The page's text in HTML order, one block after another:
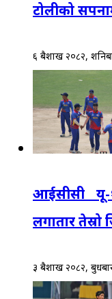
टोलीको
६ बैशाख २०८२,
आईसीसी यू-
लगातार
३ बैशाख २०८२,